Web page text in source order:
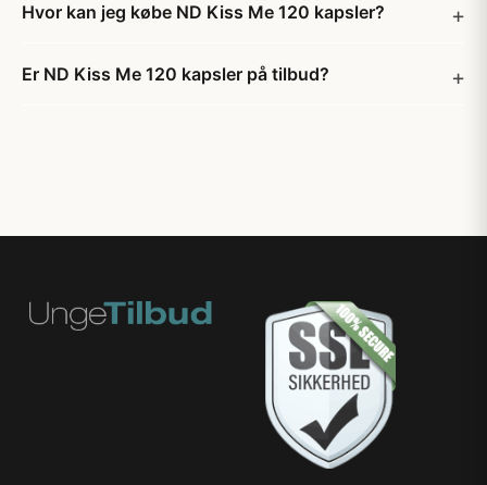
Hvor kan jeg købe ND Kiss Me 120 kapsler?
Er ND Kiss Me 120 kapsler på tilbud?